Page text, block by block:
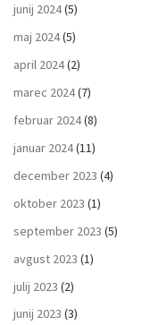
junij 2024(5)
maj 2024(5)
april 2024(2)
marec 2024(7)
februar 2024(8)
januar 2024(11)
december 2023 (4)
oktober 2023 (1)
september 2023 (5)
avgust 2023 (1)
julij 2023 (2)
junij 2023 (3)